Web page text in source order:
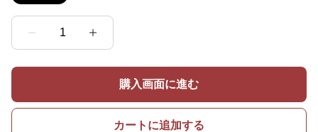
1
購入画面に進む
カートに追加する